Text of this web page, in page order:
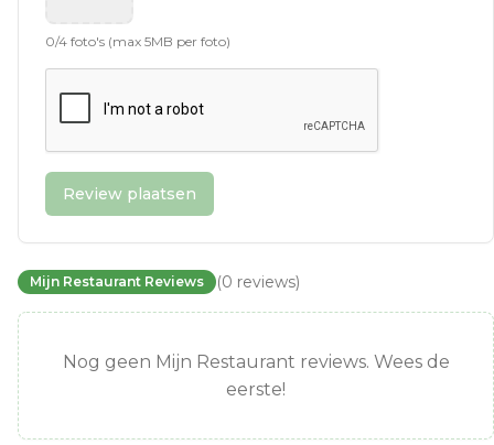
0/4 foto's (max 5MB per foto)
Review plaatsen
Mijn Restaurant Reviews (0 reviews)
Nog geen Mijn Restaurant reviews. Wees de
eerste!